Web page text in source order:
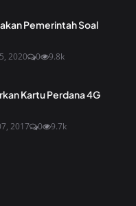
Pemerintah Soal
2020 0 9.8k
Kartu Perdana 4G
2017 0 9.7k